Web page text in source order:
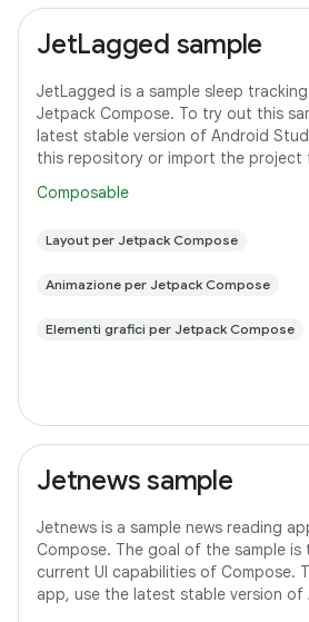
JetLagged sample
JetLagged is a sample sleep
Jetpack Compose. To try out this
latest stable version of Android
this repository or import the project
Composable
Layout per Jetpack Compose
Animazione per Jetpack Compose
Elementi grafici per Jetpack Compose
Jetnews sample
Jetnews is a sample news reading
Compose. The goal of the sample
current UI capabilities of Compose.
app, use the latest stable version of